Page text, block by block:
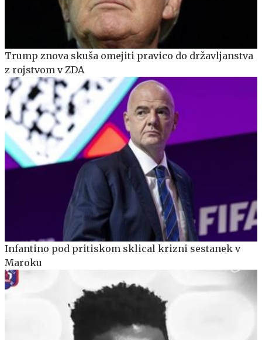
Trump znova skuša omejiti pravico do državljanstva
z rojstvom v ZDA
Infantino pod pritiskom sklical krizni sestanek v
Maroku